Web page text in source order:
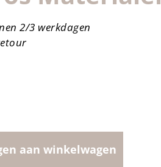
2/3 werkdagen
aan winkelwagen